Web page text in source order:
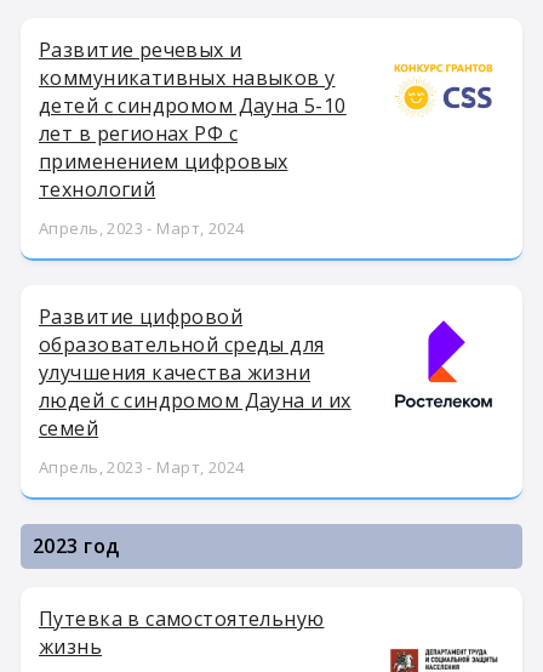
Развитие речевых и
коммуникативных навыков у
детей с синдромом Дауна 5-10
лет в регионах РФ с
применением цифровых
технологий
Апрель, 2023 - Март, 2024
Развитие цифровой
образовательной среды для
улучшения качества жизни
людей с синдромом Дауна и их
семей
Апрель, 2023 - Март, 2024
2023 год
Путевка в самостоятельную
жизнь